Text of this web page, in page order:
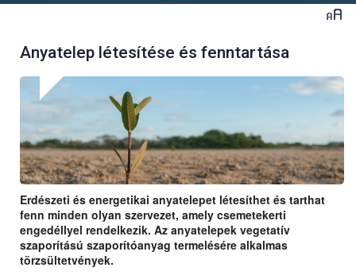
Anyatelep létesítése és fenntartása
Erdészeti és energetikai anyatelepet létesíthet és tarthat
fenn minden olyan szervezet, amely csemetekerti
engedéllyel rendelkezik. Az anyatelepek vegetatív
szaporítású szaporítóanyag termelésére alkalmas
törzsültetvények.